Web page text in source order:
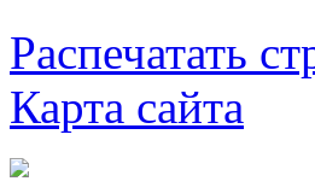
Распечатать
Карта сайта